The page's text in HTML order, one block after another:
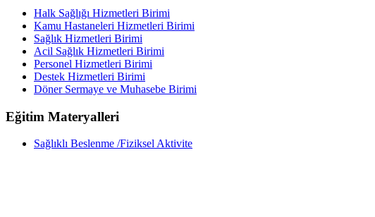
Halk Sağlığı Hizmetleri Birimi
Kamu Hastaneleri Hizmetleri Birimi
Sağlık Hizmetleri Birimi
Acil Sağlık Hizmetleri Birimi
Personel Hizmetleri Birimi
Destek Hizmetleri Birimi
Döner Sermaye ve Muhasebe Birimi
Eğitim Materyalleri
Sağlıklı Beslenme /Fiziksel Aktivite